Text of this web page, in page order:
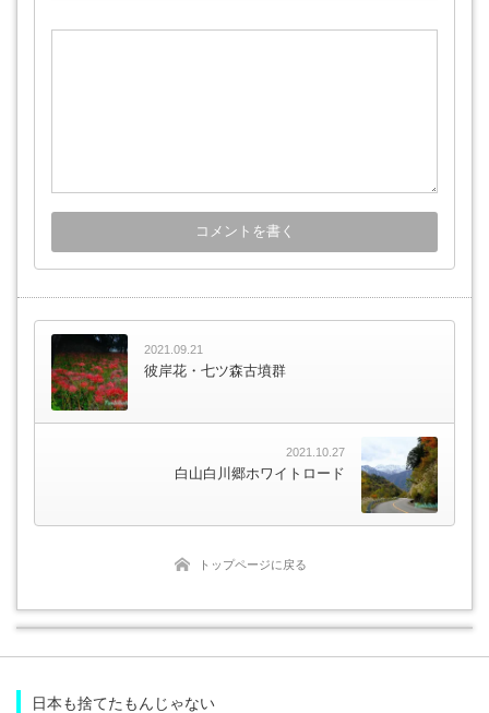
2021.09.21
彼岸花・七ツ森古墳群
2021.10.27
白山白川郷ホワイトロード
トップページに戻る
日本も捨てたもんじゃない